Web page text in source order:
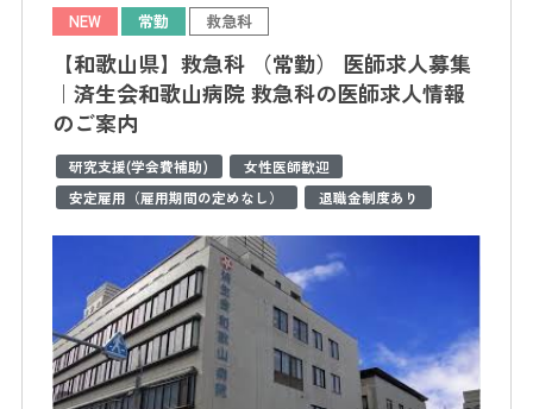
NEW 常勤 救急科
【和歌山県】救急科 （常勤） 医師求人募集
｜済生会和歌山病院 救急科の医師求人情報
のご案内
研究支援(学会費補助)
女性医師歓迎
安定雇用（雇用期間の定めなし）
退職金制度あり